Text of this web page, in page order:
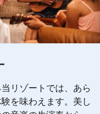
リゾートでは、あら
を味わえます。美し